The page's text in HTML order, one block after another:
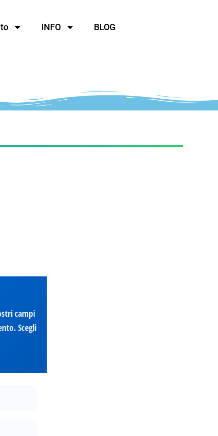
iNFO BLOG
campi
Scegli